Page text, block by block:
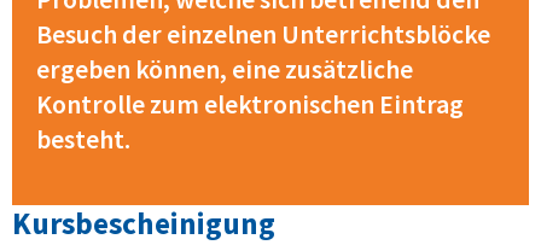
Besuch der einzelnen Unterrichtsblöcke
ergeben können, eine zusätzliche
Kontrolle zum elektronischen Eintrag
besteht.
Kursbescheinigung